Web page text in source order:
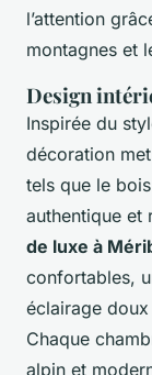
l’attention
montagnes et
Design
Inspirée du
décoration
tels que le
authentique et
de luxe à
confortables,
éclairage
Chaque
alpin et